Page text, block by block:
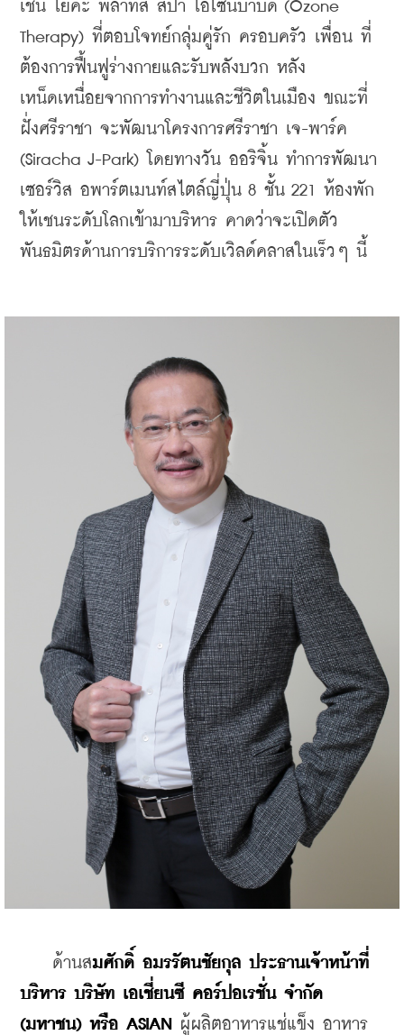
เช่น โยคะ พิลาทิส สปา โอโซนบำบัด (Ozone
Therapy) ที่ตอบโจทย์กลุ่มคู่รัก ครอบครัว เพื่อน ที่
ต้องการฟื้นฟูร่างกายและรับพลังบวก หลัง
เหน็ดเหนื่อยจากการทำงานและชีวิตในเมือง ขณะที่
ฝั่งศรีราชา จะพัฒนาโครงการศรีราชา เจ-พาร์ค
(Siracha J-Park) โดยทางวัน ออริจิ้น ทำการพัฒนา
เซอร์วิส อพาร์ตเมนท์สไตล์ญี่ปุ่น 8 ชั้น 221 ห้องพัก
ให้เชนระดับโลกเข้ามาบริหาร คาดว่าจะเปิดตัว
พันธมิตรด้านการบริการระดับเวิลด์คลาสในเร็วๆ นี้
ด้านสมศักดิ์ อมรรัตนชัยกุล ประธานเจ้าหน้าที่
บริหาร บริษัท เอเชี่ยนซี คอร์ปอเรชั่น จำกัด
(มหาชน) หรือ ASIAN
ผู้ผลิตอาหารแช่แข็ง อาหาร